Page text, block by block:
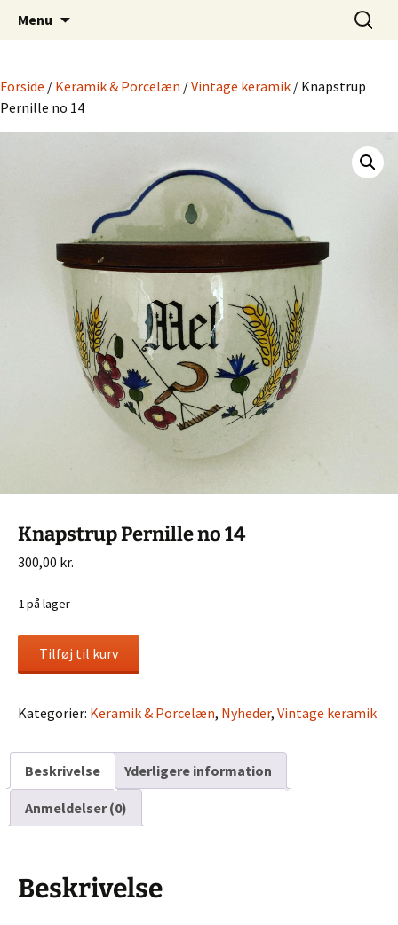
Retro-Shoppen.DK
Dansk Design fra 1940 til 1980
Menu
Søg
efter:
Forside / Keramik & Porcelæn /Vintage keramik / Knapstrup
Pernille no 14
Knapstrup Pernille no 14
300,00 kr.
1 på lager
Knapstrup
14
Tilføj til kurv
Kategorier: Keramik & Porcelæn, Nyheder, Vintage keramik
Beskrivelse Yderligere information
Anmeldelser (0)
Beskrivelse